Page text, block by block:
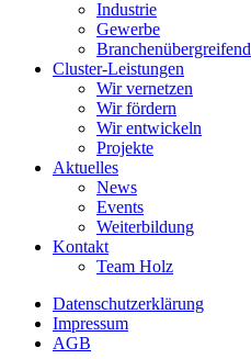
Industrie
Gewerbe
Branchenübergreifend
Cluster-Leistungen
Wir vernetzen
Wir fördern
Wir entwickeln
Projekte
Aktuelles
News
Events
Weiterbildung
Kontakt
Team Holz
Datenschutzerklärung
Impressum
AGB